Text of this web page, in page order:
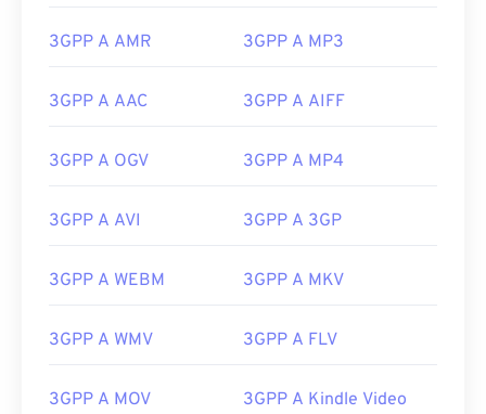
00 00
00 00
3GPP A AMR 3GPP A MP3
3GPP A AAC 3GPP A AIFF
3GPP A OGV 3GPP A MP4
3GPP A AVI 3GPP A 3GP
3GPP A WEBM 3GPP A MKV
3GPP A WMV 3GPP A FLV
3GPP A MOV 3GPP A Kindle Video